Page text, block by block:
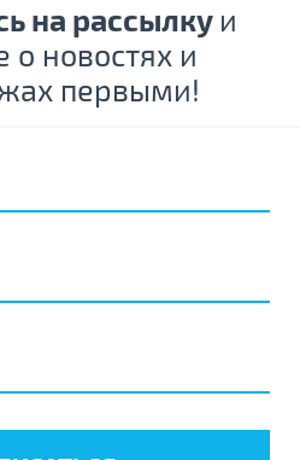
на рассылку и
о новостях и
первыми!